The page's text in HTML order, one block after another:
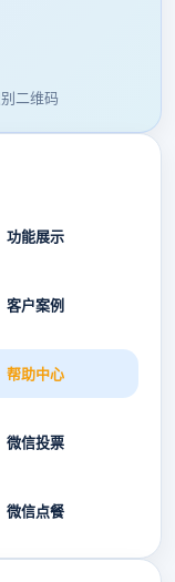
二维码
功能展示
客户案例
帮助中心
微信投票
微信点餐